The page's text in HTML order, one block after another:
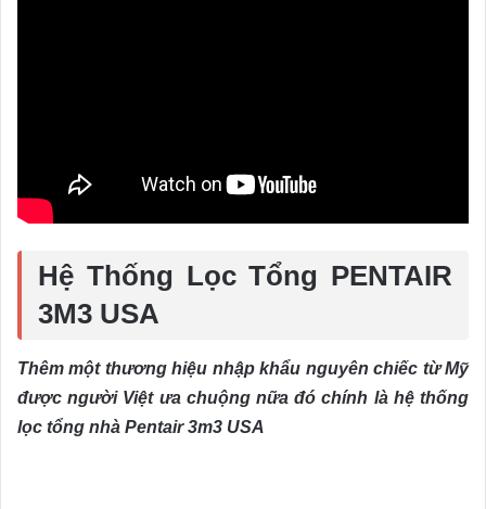
Hệ Thống Lọc Tổng PENTAIR
3M3 USA
Thêm một thương hiệu nhập khẩu nguyên chiếc từ Mỹ
được người Việt ưa chuộng nữa đó chính là hệ thống
lọc tổng nhà Pentair 3m3 USA